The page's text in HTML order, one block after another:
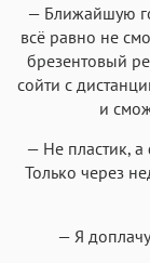
— Ближайшую
всё равно не
брезентовый
сойти с
и
— Не пластик,
Только через
— Я